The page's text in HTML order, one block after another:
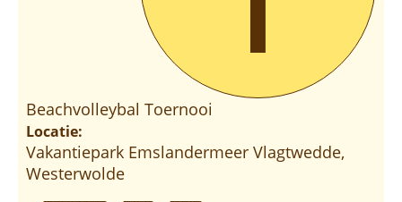
Beachvolleybal Toernooi
Locatie:
Vakantiepark Emslandermeer Vlagtwedde,
Westerwolde